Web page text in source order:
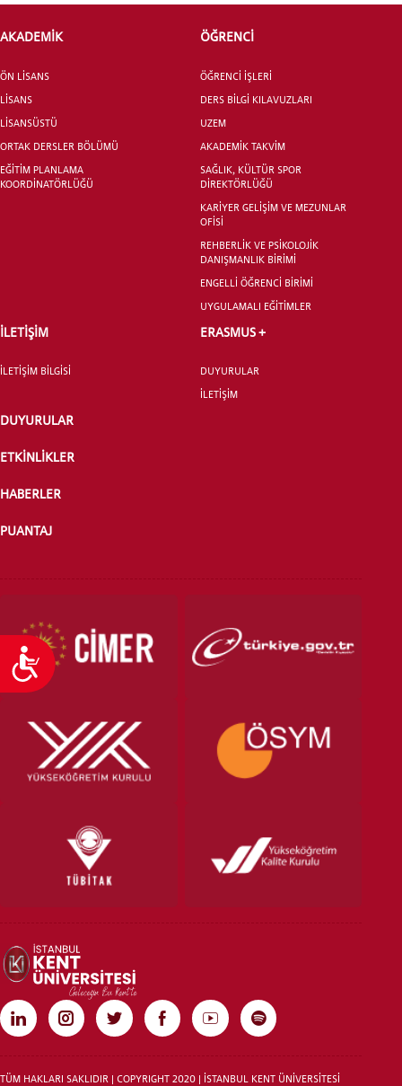
Ulaşılabilirlik
LİSANSÜSTÜ EĞİTİM ENSTİTÜSÜ
AKADEMİK
ÖN LİSANS
LİSANS
LİSANSÜSTÜ
ORTAK DERSLER BÖLÜMÜ
EĞİTİM PLANLAMA
KOORDİNATÖRLÜĞÜ
ÖĞRENCİ
ÖĞRENCİ İŞLERİ
DERS BİLGİ KILAVUZLARI
UZEM
AKADEMİK TAKVİM
SAĞLIK, KÜLTÜR SPOR
DİREKTÖRLÜĞÜ
KARİYER GELİŞİM VE MEZUNLAR
OFİSİ
REHBERLİK VE PSİKOLOJİK
DANIŞMANLIK BİRİMİ
ENGELLİ ÖĞRENCİ BİRİMİ
UYGULAMALI EĞİTİMLER
İLETİŞİM
İLETİŞİM BİLGİSİ
ERASMUS +
DUYURULAR
İLETİŞİM
DUYURULAR
ETKİNLİKLER
HABERLER
PUANTAJ
TÜM HAKLARI SAKLIDIR | COPYRIGHT 2020 | İSTANBUL KENT ÜNİVERSİTESİ